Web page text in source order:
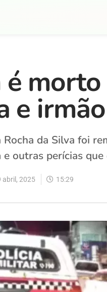
e
Rocha da Silva foi
e outras perícias
abril, 2025 15:29